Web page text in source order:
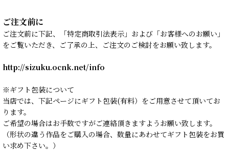
ご注文前に
ご注文前に下記、「特定商取引法表示」および「お客様へのお願い」
をご覧いただき、ご了承の上、ご注文のご検討をお願い致します。
http://sizuku.ocnk.net/info
※ギフト包装について
当店では、下記ページにギフト包装(有料）をご用意させて頂いてお
ります。
ご希望の場合はお手数ですがご連絡頂きますようお願い致します。
（形状の違う作品をご購入の場合、数量にあわせてギフト包装をお買
い求め下さい。）